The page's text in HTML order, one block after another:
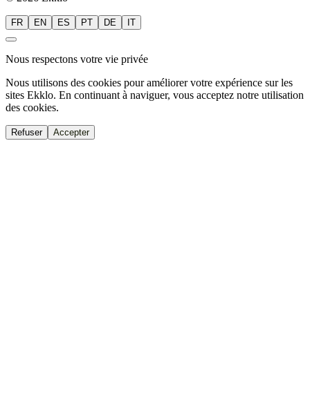
FR EN ES PT DE IT
Nous respectons votre vie privée
Nous utilisons des cookies pour améliorer votre expérience sur les
sites Ekklo. En continuant à naviguer, vous acceptez notre utilisation
des cookies.
Refuser Accepter